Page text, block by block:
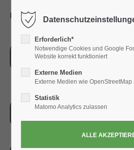
ZUR
Erforderlich*
Notwendige Cookies und Google
Website korrekt funktioniert
Externe Medien
Externe Medien wie OpenStreetMap
Statistik
Matomo Analytics zulassen